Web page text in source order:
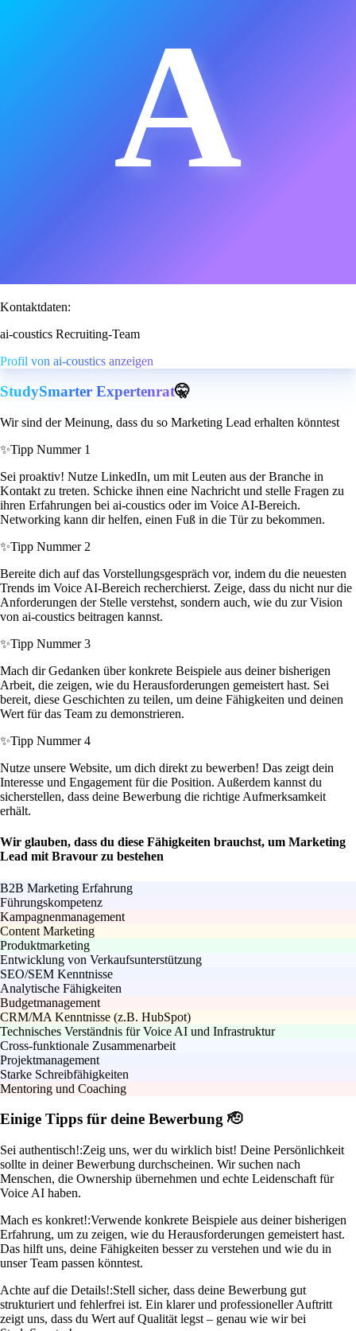
A
Kontaktdaten:
ai-coustics Recruiting-Team
Profil von ai-coustics anzeigen
StudySmarter Expertenrat🤫
Wir sind der Meinung, dass du so Marketing Lead erhalten könntest
✨Tipp Nummer 1
Sei proaktiv! Nutze LinkedIn, um mit Leuten aus der Branche in
Kontakt zu treten. Schicke ihnen eine Nachricht und stelle Fragen zu
ihren Erfahrungen bei ai-coustics oder im Voice AI-Bereich.
Networking kann dir helfen, einen Fuß in die Tür zu bekommen.
✨Tipp Nummer 2
Bereite dich auf das Vorstellungsgespräch vor, indem du die neuesten
Trends im Voice AI-Bereich recherchierst. Zeige, dass du nicht nur die
Anforderungen der Stelle verstehst, sondern auch, wie du zur Vision
von ai-coustics beitragen kannst.
✨Tipp Nummer 3
Mach dir Gedanken über konkrete Beispiele aus deiner bisherigen
Arbeit, die zeigen, wie du Herausforderungen gemeistert hast. Sei
bereit, diese Geschichten zu teilen, um deine Fähigkeiten und deinen
Wert für das Team zu demonstrieren.
✨Tipp Nummer 4
Nutze unsere Website, um dich direkt zu bewerben! Das zeigt dein
Interesse und Engagement für die Position. Außerdem kannst du
sicherstellen, dass deine Bewerbung die richtige Aufmerksamkeit
erhält.
Wir glauben, dass du diese Fähigkeiten brauchst, um Marketing
Lead mit Bravour zu bestehen
B2B Marketing Erfahrung
Führungskompetenz
Kampagnenmanagement
Content Marketing
Produktmarketing
Entwicklung von Verkaufsunterstützung
SEO/SEM Kenntnisse
Analytische Fähigkeiten
Budgetmanagement
CRM/MA Kenntnisse (z.B. HubSpot)
Technisches Verständnis für Voice AI und Infrastruktur
Cross-funktionale Zusammenarbeit
Projektmanagement
Starke Schreibfähigkeiten
Mentoring und Coaching
Einige Tipps für deine Bewerbung 🫡
Sei authentisch!:Zeig uns, wer du wirklich bist! Deine Persönlichkeit
sollte in deiner Bewerbung durchscheinen. Wir suchen nach
Menschen, die Ownership übernehmen und echte Leidenschaft für
Voice AI haben.
Mach es konkret!:Verwende konkrete Beispiele aus deiner bisherigen
Erfahrung, um zu zeigen, wie du Herausforderungen gemeistert hast.
Das hilft uns, deine Fähigkeiten besser zu verstehen und wie du in
unser Team passen könntest.
Achte auf die Details!:Stell sicher, dass deine Bewerbung gut
strukturiert und fehlerfrei ist. Ein klarer und professioneller Auftritt
zeigt uns, dass du Wert auf Qualität legst – genau wie wir bei